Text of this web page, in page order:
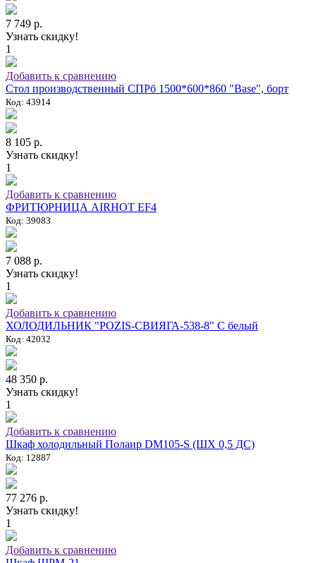
7 749 р.
Узнать скидку!
1
Добавить к сравнению
Стол производственный СПРб 1500*600*860 "Base", борт
Код: 43914
8 105 р.
Узнать скидку!
1
Добавить к сравнению
ФРИТЮРНИЦА AIRHOT EF4
Код: 39083
7 088 р.
Узнать скидку!
1
Добавить к сравнению
ХОЛОДИЛЬНИК "POZIS-СВИЯГА-538-8" C белый
Код: 42032
48 350 р.
Узнать скидку!
1
Добавить к сравнению
Шкаф холодильный Полаир DM105-S (ШХ 0,5 ДС)
Код: 12887
77 276 р.
Узнать скидку!
1
Добавить к сравнению